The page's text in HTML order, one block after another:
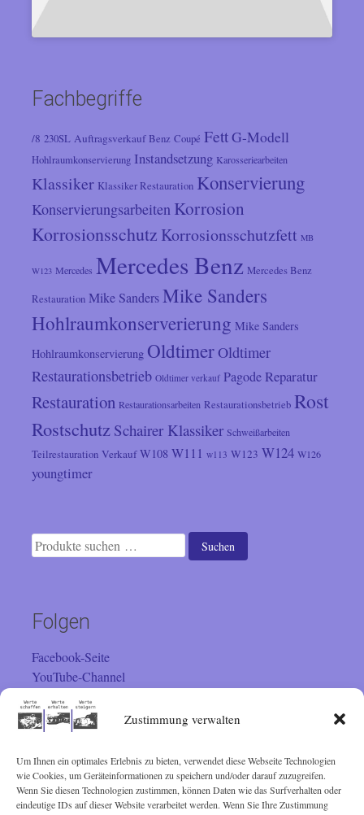
Zustimmung verwalten
Um Ihnen ein optimales Erlebnis zu bieten, verwendet diese Webseite Technologien
wie Cookies, um Geräteinformationen zu speichern und/oder darauf zuzugreifen.
Wenn Sie diesen Technologien zustimmen, können Daten wie das Surfverhalten oder
eindeutige IDs auf dieser Website verarbeitet werden. Wenn Sie Ihre Zustimmung
Fachbegriffe
/8 230SL Auftragsverkauf Benz Coupé FettG-Modell
Hohlraumkonservierung Instandsetzung Karosseriearbeiten
Klassiker Klassiker Restauration Konservierung
Konservierungsarbeiten Korrosion
Korrosionsschutz Korrosionsschutzfett MB
W123 Mercedes Mercedes Benz Mercedes Benz
Restauration Mike SandersMike Sanders
Hohlraumkonserverierung Mike Sanders
Hohlraumkonservierung OldtimerOldtimer
Restaurationsbetrieb Oldtimer verkauf PagodeReparatur
Restauration Restaurationsarbeiten Restaurationsbetrieb Rost
Rostschutz Schairer Klassiker Schweißarbeiten
Teilrestauration Verkauf W108 W111 w113 W123 W124 W126
youngtimer
Suchen
nach:
Suchen
Folgen
Facebook-Seite
YouTube-Channel
Besucher
Sie sind seit 01.02.2001 der